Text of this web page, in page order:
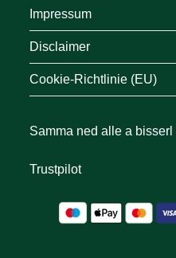
Impressum
Disclaimer
Cookie-Richtlinie (EU)
Samma ned alle a
Trustpilot